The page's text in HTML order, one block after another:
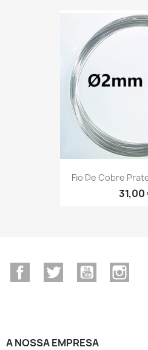
Fio De Cobre
31,00
FacebookTwitter YouTube
A NOSSA EMPRESA